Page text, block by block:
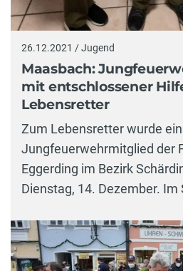
26.12.2021 / Jugend
Maasbach:
mit entschlossener
Lebensretter
Zum Lebensretter wurde ein
Jungfeuerwehrmitglied der
Eggerding im Bezirk
Dienstag, 14. Dezember. Im